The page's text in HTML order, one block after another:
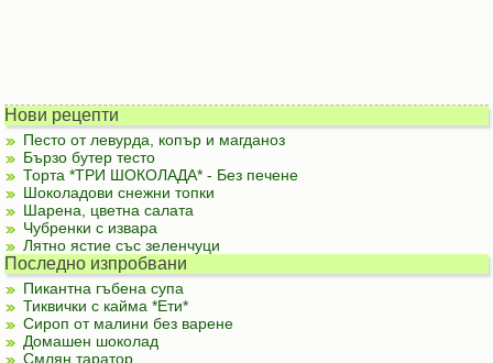
Нови рецепти
Песто от левурда, копър и магданоз
Бързо бутер тесто
Торта *ТРИ ШОКОЛАДА* - Без печене
Шоколадови снежни топки
Шарена, цветна салата
Чубренки с извара
Лятно ястие със зеленчуци
Последно изпробвани
Пикантна гъбена супа
Тиквички с кайма *Ети*
Сироп от малини без варене
Домашен шоколад
Смлян таратор